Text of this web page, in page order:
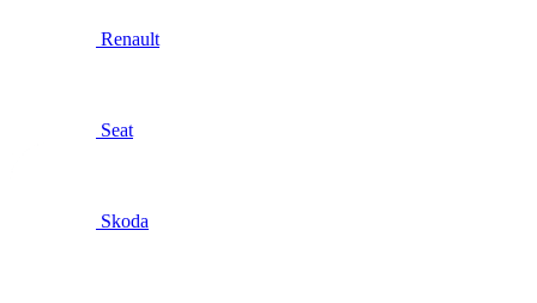
Renault
Seat
Skoda